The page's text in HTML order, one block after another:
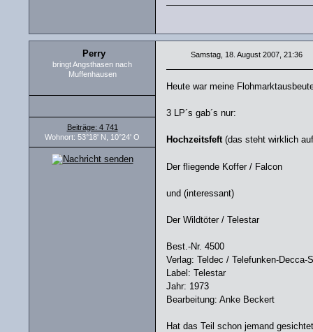
Perry
bringt Angsthasen nach
Muffenhausen
Beiträge: 4 741
Wohnort: 53°18' N, 10°24' O
Samstag, 18. August 2007, 21:36
Heute war meine
3 LP´s gab´s nur:
Hochzeitsfeft (das steht wirklich
Der fliegende Koffer / Falcon
und (interessant)
Der Wildtöter / Telestar
Best.-Nr. 4500
Verlag: Teldec / Telefunken-Decca-
Label: Telestar
Jahr: 1973
Bearbeitung: Anke Beckert
Hat das Teil schon jemand